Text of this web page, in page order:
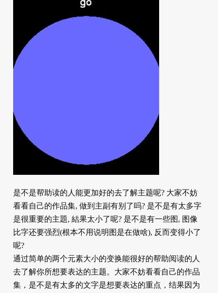
是不是帮助读的人能更加好的去了解主题呢? 大家不妨
看看自己的作品集, 做到主副有别了吗? 是不是有太多字
是很重要的主題, 結果太小了呢? 是不是有一些图, 图像
比字还要强烈(根本不用说明图是在做啥), 反而变得小了
呢?
通过简单的两个元素大小的变换能很好的帮助阅读的人
去了解你所想要表达的主题。大家不妨看看自己的作品
集，是不是有太多的文字是想要表达的重点，结果因为